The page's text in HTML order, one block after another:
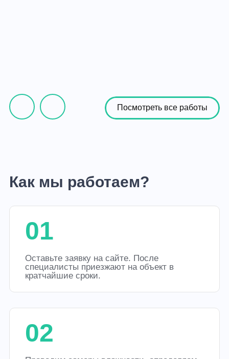
Посмотреть все работы
Как мы работаем?
01
Оставьте заявку на сайте. После
специалисты приезжают на объект в
кратчайшие сроки.
02